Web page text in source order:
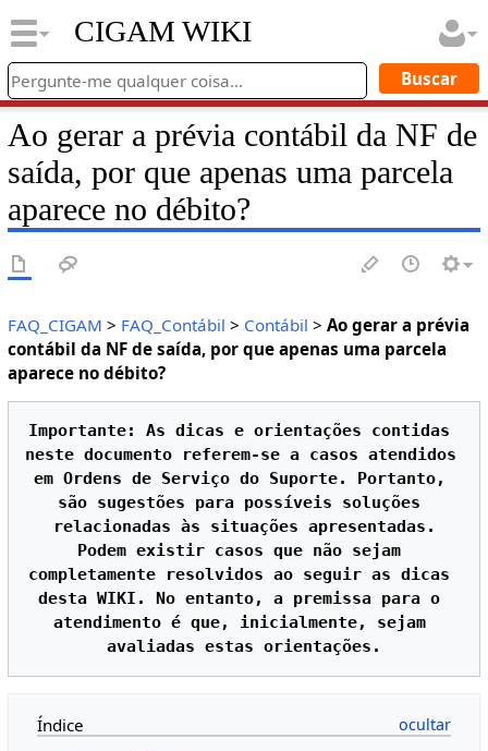
CIGAM WIKI
Ao gerar a prévia contábil da NF de
saída, por que apenas uma parcela
aparece no débito?
FAQ_CIGAM > FAQ_Contábil > Contábil > Ao gerar a prévia
contábil da NF de saída, por que apenas uma parcela
aparece no débito?
Importante: As dicas e orientações contidas
neste documento referem-se a casos atendidos
em Ordens de Serviço do Suporte. Portanto,
são sugestões para possíveis soluções
relacionadas às situações apresentadas.
Podem existir casos que não sejam
completamente resolvidos ao seguir as dicas
desta WIKI. No entanto, a premissa para o
atendimento é que, inicialmente, sejam
Índice